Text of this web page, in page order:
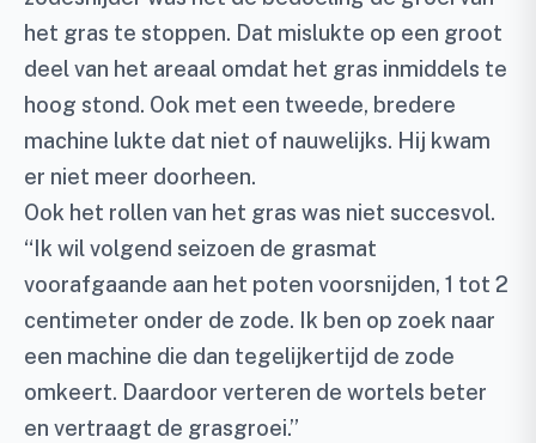
het gras te stoppen. Dat mislukte op een groot
deel van het areaal omdat het gras inmiddels te
hoog stond. Ook met een tweede, bredere
machine lukte dat niet of nauwelijks. Hij kwam
er niet meer doorheen.
Ook het rollen van het gras was niet succesvol.
“Ik wil volgend seizoen de grasmat
voorafgaande aan het poten voorsnijden, 1 tot 2
centimeter onder de zode. Ik ben op zoek naar
een machine die dan tegelijkertijd de zode
omkeert. Daardoor verteren de wortels beter
en vertraagt de grasgroei.”